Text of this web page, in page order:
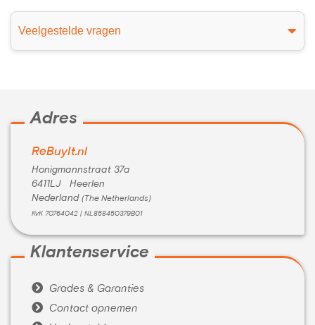
Veelgestelde vragen
Adres
ReBuyIt.nl
Honigmannstraat 37a
6411LJ Heerlen
Nederland (The Netherlands)
KvK 70764042 | NL858450379B01
Klantenservice
 Grades & Garanties
 Contact opnemen